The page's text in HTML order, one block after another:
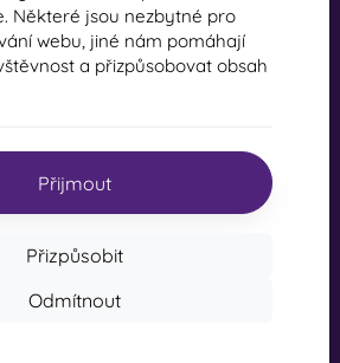
Některé jsou nezbytné pro
webu, jiné nám pomáhají
a přizpůsobovat obsah
Přijmout
Přizpůsobit
Odmítnout